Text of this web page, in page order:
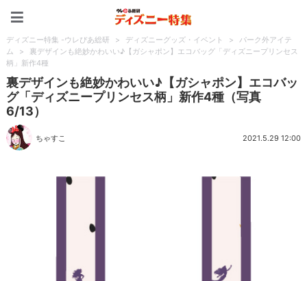
ディズニー特集 -ウレぴあ総研 > ディズニーグッズ・イベント >
パーク外アイテ
ム
>
裏デザインも絶妙かわいい♪【ガシャポン】エコバッグ「ディズニープリンセス
柄」新作4種
裏デザインも絶妙かわいい♪【ガシャポン】エコバッ
グ「ディズニープリンセス柄」新作4種（写真
6/13）
ちゃすこ 2021.5.29 12:00